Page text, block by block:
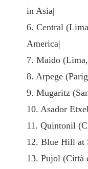
in Asia|
6. Central
America|
7. Maido
8. Arpege
9. Mugaritz
10. Asador
11. Quintonil
12. Blue Hill at
13. Pujol (Città